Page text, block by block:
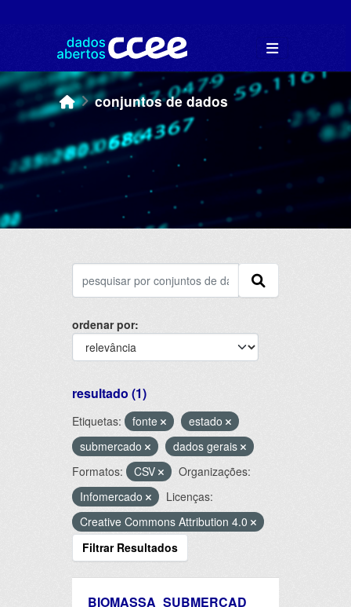
conjuntos de dados
ordenar por
resultado (1)
Etiquetas: fonte
estado
submercado
dados gerais
Formatos:
CSV
Organizações:
Infomercado
Licenças:
Creative Commons Attribution 4.0
Filtrar Resultados
BIOMASSA_SUBMERCAD